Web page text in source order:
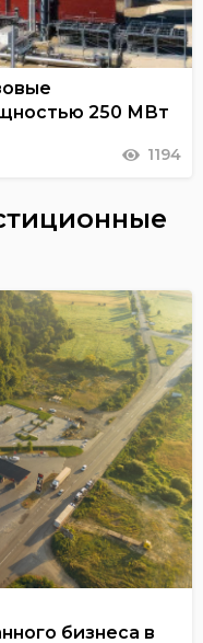
250 МВт
1194
бизнеса в